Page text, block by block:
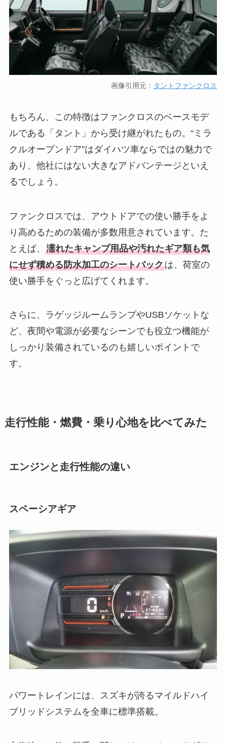
画像引用元： タントファンクロス
もちろん、この特徴はファンクロスのベースモデ
ルである「タント」から受け継がれたもの。“ミラ
クルオープンドア”はダイハツ車ならではの魅力で
あり、他社にはない大きなアドバンテージといえ
るでしょう。
ファンクロスでは、アウトドアでの使い勝手をよ
り高めるための装備が多数用意されています。た
とえば、 濡れたキャンプ用品や汚れたギア類も気
にせず積める防水加工のシートバックは、荷室の
使い勝手をぐっと広げてくれます。
さらに、ラゲッジルームランプやUSBソケットな
ど、夜間や電源が必要なシーンでも役立つ機能が
しっかり装備されているのも嬉しいポイントで
す。
走行性能・燃費・乗り心地を比べてみた
エンジンと走行性能の違い
スペーシアギア
パワートレインには、スズキが誇るマイルドハイ
ブリッドシステムを全車に標準搭載。